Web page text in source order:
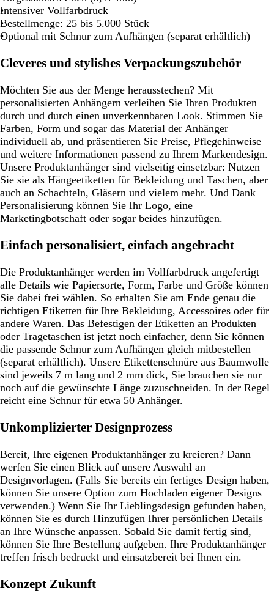
Intensiver Vollfarbdruck
Bestellmenge: 25 bis 5.000 Stück
Optional mit Schnur zum Aufhängen (separat erhältlich)
Cleveres und stylishes Verpackungszubehör
Möchten Sie aus der Menge herausstechen? Mit
personalisierten Anhängern verleihen Sie Ihren Produkten
durch und durch einen unverkennbaren Look. Stimmen Sie
Farben, Form und sogar das Material der Anhänger
individuell ab, und präsentieren Sie Preise, Pflegehinweise
und weitere Informationen passend zu Ihrem Markendesign.
Unsere Produktanhänger sind vielseitig einsetzbar: Nutzen
Sie sie als Hängeetiketten für Bekleidung und Taschen, aber
auch an Schachteln, Gläsern und vielem mehr. Und Dank
Personalisierung können Sie Ihr Logo, eine
Marketingbotschaft oder sogar beides hinzufügen.
Einfach personalisiert, einfach angebracht
Die Produktanhänger werden im Vollfarbdruck angefertigt –
alle Details wie Papiersorte, Form, Farbe und Größe können
Sie dabei frei wählen. So erhalten Sie am Ende genau die
richtigen Etiketten für Ihre Bekleidung, Accessoires oder für
andere Waren. Das Befestigen der Etiketten an Produkten
oder Tragetaschen ist jetzt noch einfacher, denn Sie können
die passende Schnur zum Aufhängen gleich mitbestellen
(separat erhältlich). Unsere Etikettenschnüre aus Baumwolle
sind jeweils 7 m lang und 2 mm dick, Sie brauchen sie nur
noch auf die gewünschte Länge zuzuschneiden. In der Regel
reicht eine Schnur für etwa 50 Anhänger.
Unkomplizierter Designprozess
Bereit, Ihre eigenen Produktanhänger zu kreieren? Dann
werfen Sie einen Blick auf unsere Auswahl an
Designvorlagen. (Falls Sie bereits ein fertiges Design haben,
können Sie unsere Option zum Hochladen eigener Designs
verwenden.) Wenn Sie Ihr Lieblingsdesign gefunden haben,
können Sie es durch Hinzufügen Ihrer persönlichen Details
an Ihre Wünsche anpassen. Sobald Sie damit fertig sind,
können Sie Ihre Bestellung aufgeben. Ihre Produktanhänger
treffen frisch bedruckt und einsatzbereit bei Ihnen ein.
Konzept Zukunft